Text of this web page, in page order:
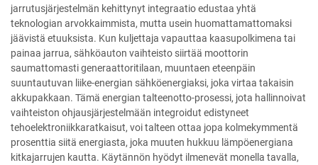
jarrutusjärjestelmän kehittynyt integraatio edustaa yhtä
teknologian arvokkaimmista, mutta usein huomattamattomaksi
jäävistä etuuksista. Kun kuljettaja vapauttaa kaasupolkimena tai
painaa jarrua, sähköauton vaihteisto siirtää moottorin
saumattomasti generaattoritilaan, muuntaen eteenpäin
suuntautuvan liike-energian sähköenergiaksi, joka virtaa takaisin
akkupakkaan. Tämä energian talteenotto-prosessi, jota hallinnoivat
vaihteiston ohjausjärjestelmään integroidut edistyneet
tehoelektroniikkaratkaisut, voi talteen ottaa jopa kolmekymmentä
prosenttia siitä energiasta, joka muuten hukkuu lämpöenergiana
kitkajarrujen kautta. Käytännön hyödyt ilmenevät monella tavalla,